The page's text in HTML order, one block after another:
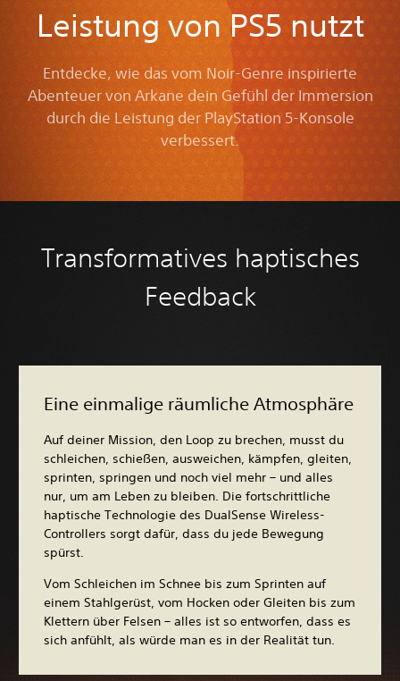
Leistung von PS5 nutzt
Entdecke, wie das vom Noir-Genre inspirierte
Abenteuer von Arkane dein Gefühl der Immersion
durch die Leistung der PlayStation 5-Konsole
verbessert.
Transformatives haptisches
Feedback
Eine einmalige räumliche Atmosphäre
Auf deiner Mission, den Loop zu brechen, musst du
schleichen, schießen, ausweichen, kämpfen, gleiten,
sprinten, springen und noch viel mehr – und alles
nur, um am Leben zu bleiben. Die fortschrittliche
haptische Technologie des DualSense Wireless-
Controllers sorgt dafür, dass du jede Bewegung
spürst.
Vom Schleichen im Schnee bis zum Sprinten auf
einem Stahlgerüst, vom Hocken oder Gleiten bis zum
Klettern über Felsen – alles ist so entworfen, dass es
sich anfühlt, als würde man es in der Realität tun.